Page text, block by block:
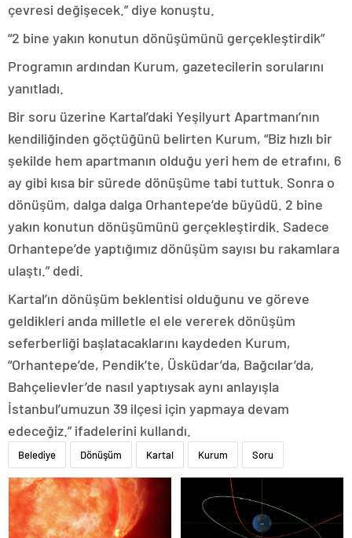
çevresi değişecek.” diye konuştu.
“2 bine yakın konutun dönüşümünü gerçekleştirdik”
Programın ardından Kurum, gazetecilerin sorularını
yanıtladı.
Bir soru üzerine Kartal’daki Yeşilyurt Apartmanı’nın
kendiliğinden göçtüğünü belirten Kurum, “Biz hızlı bir
şekilde hem apartmanın olduğu yeri hem de etrafını, 6
ay gibi kısa bir sürede dönüşüme tabi tuttuk. Sonra o
dönüşüm, dalga dalga Orhantepe’de büyüdü. 2 bine
yakın konutun dönüşümünü gerçekleştirdik. Sadece
Orhantepe’de yaptığımız dönüşüm sayısı bu rakamlara
ulaştı.” dedi.
Kartal’ın dönüşüm beklentisi olduğunu ve göreve
geldikleri anda milletle el ele vererek dönüşüm
seferberliği başlatacaklarını kaydeden Kurum,
“Orhantepe’de, Pendik’te, Üsküdar’da, Bağcılar’da,
Bahçelievler’de nasıl yaptıysak aynı anlayışla
İstanbul’umuzun 39 ilçesi için yapmaya devam
edeceğiz.” ifadelerini kullandı.
Belediye Dönüşüm Kartal Kurum Soru